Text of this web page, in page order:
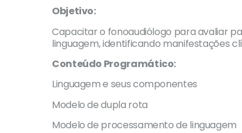
Objetivo:
Capacitar o fonoaudiólogo para avaliar
linguagem, identificando manifestações
Conteúdo Programático:
Linguagem e seus componentes
Modelo de dupla rota
Modelo de processamento de linguagem